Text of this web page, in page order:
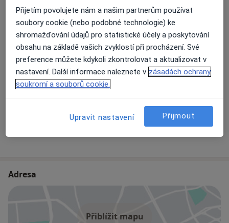
Plastický chirurg
MUDr. Zuzana Jelínková
Plastický chirurg
2 názory
MUDr. Alica Hokynková
Plastický chirurg
Adresa
Přiblížit mapu
Přijetím povolujete nám a našim partnerům používat
soubory cookie (nebo podobné technologie) ke
shromažďování údajů pro statistické účely a poskytování
obsahu na základě vašich zvyklostí při procházení. Své
preference můžete kdykoli zkontrolovat a aktualizovat v
nastavení. Další informace naleznete v zásadách ochrany
soukromí a souborů cookie.
Upravit nastavení Přijmout